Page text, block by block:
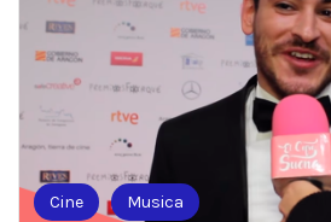
Cine Musica